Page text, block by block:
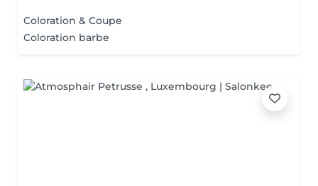
Coloration & Coupe
Coloration barbe